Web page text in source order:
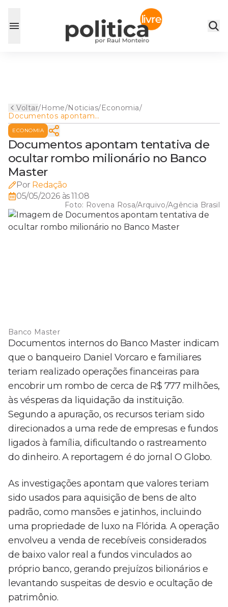
Voltar/Home/Noticias/Economia/
Documentos apontam
tentativa de ocultar rombo
milionário no Banco Master
ECONOMIA
Documentos apontam tentativa de
ocultar rombo milionário no Banco
Master
Por Redação
05/05/2026 às 11:08
Foto: Rovena Rosa/Arquivo/Agência Brasil
Banco Master
Documentos internos do Banco Master indicam
que o banqueiro Daniel Vorcaro e familiares
teriam realizado operações financeiras para
encobrir um rombo de cerca de R$ 777 milhões,
às vésperas da liquidação da instituição.
Segundo a apuração, os recursos teriam sido
direcionados a uma rede de empresas e fundos
ligados à família, dificultando o rastreamento
do dinheiro. A reportagem é do jornal O Globo.
As investigações apontam que valores teriam
sido usados para aquisição de bens de alto
padrão, como mansões e jatinhos, incluindo
uma propriedade de luxo na Flórida. A operação
envolveu a venda de recebíveis considerados
de baixo valor real a fundos vinculados ao
próprio banco, gerando prejuízos bilionários e
levantando suspeitas de desvio e ocultação de
patrimônio.